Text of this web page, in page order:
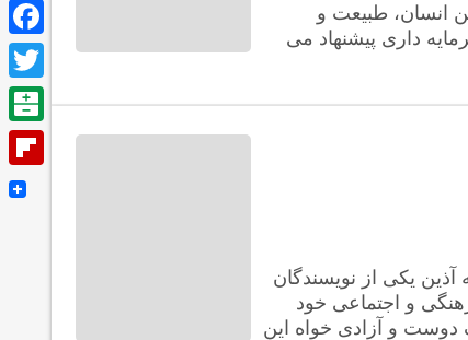
انسان، طبیعت و
داری پیشنهاد می
به آذین یکی از نویسندگان
و اجتماعی خود
دوست و آزادی خواه این
Facebook
Twitter
Balatarin
Flipboard